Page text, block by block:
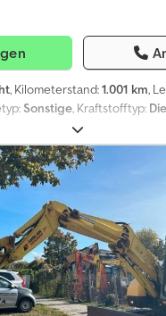
, Kilometerstand:1.001 km,
Sonstige, Kraftstofftyp:
, Erstzulassung:
, Fahrzeugstandort:
OHNE
Irrtümer vorbehalten!